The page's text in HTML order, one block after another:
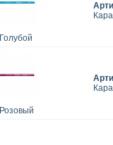
Голубой
Розовый